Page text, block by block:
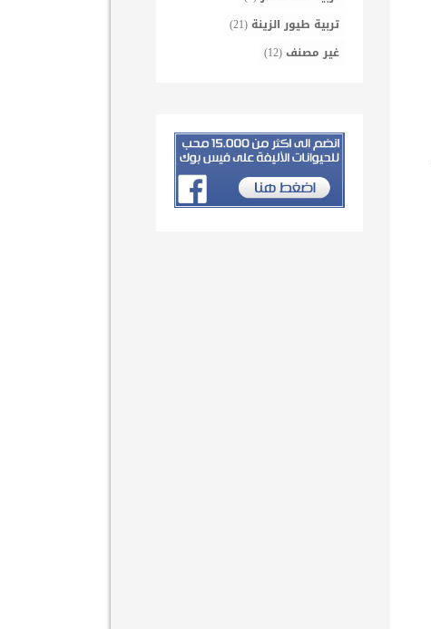
تربية طيور الزينة (21)
غير مصنف(12)